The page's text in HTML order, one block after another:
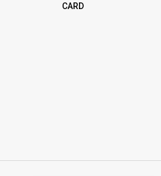
CARD